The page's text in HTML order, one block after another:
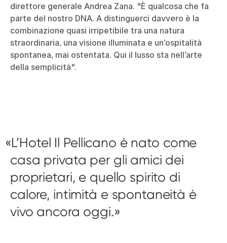
direttore generale Andrea Zana. "È qualcosa che fa
parte del nostro DNA. A distinguerci davvero è la
combinazione quasi irripetibile tra una natura
straordinaria, una visione illuminata e un’ospitalità
spontanea, mai ostentata. Qui il lusso sta nell’arte
della semplicità".
L’Hotel Il Pellicano è nato come
casa privata per gli amici dei
proprietari, e quello spirito di
calore, intimità e spontaneità è
vivo ancora oggi.